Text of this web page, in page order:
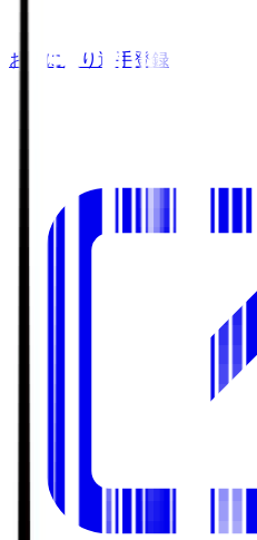
お気に入り選手登録